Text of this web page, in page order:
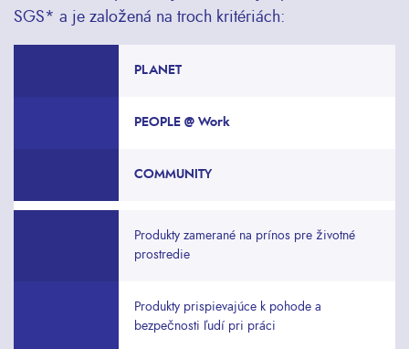
SGS* a je založená na troch kritériách:
PLANET
PEOPLE @ Work
COMMUNITY
Produkty zamerané na prínos pre životné
prostredie
Produkty prispievajúce k pohode a
bezpečnosti ľudí pri práci